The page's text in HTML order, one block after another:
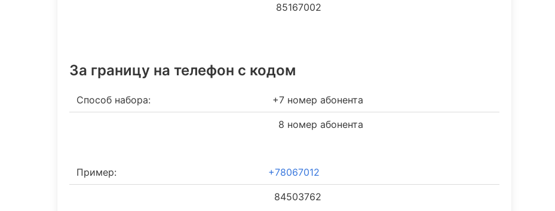
85167002
За границу на телефон c кодом
Способ набора: +7 номер абонента
8 номер абонента
Пример: +78067012
84503762